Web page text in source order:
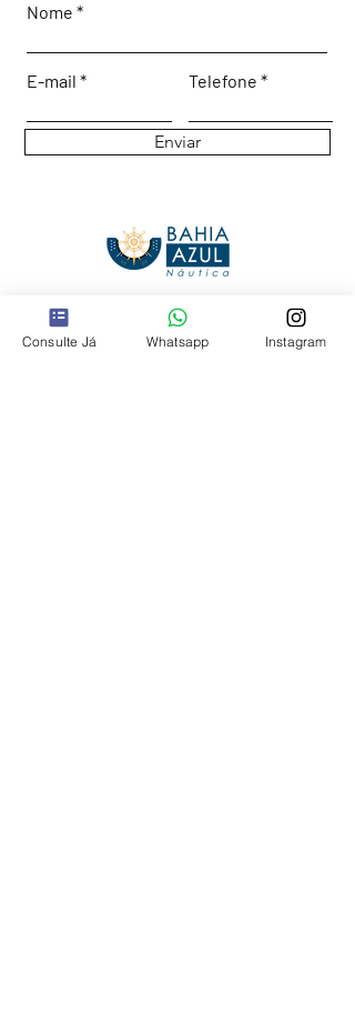
Nome
E-mail Telefone
Enviar
Onde Estamos:
Bahia Marina, Salvador - BA.
Consulte Já Whatsapp Instagram